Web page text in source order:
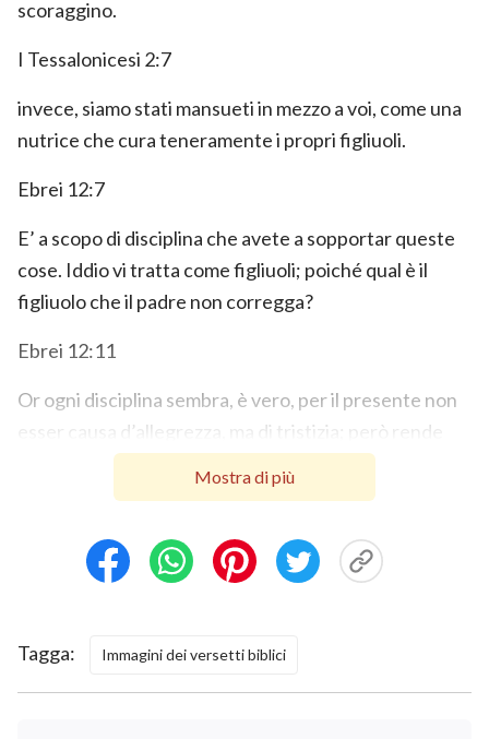
scoraggino.
I Tessalonicesi 2:7
invece, siamo stati mansueti in mezzo a voi, come una
nutrice che cura teneramente i propri figliuoli.
Ebrei 12:7
E’ a scopo di disciplina che avete a sopportar queste
cose. Iddio vi tratta come figliuoli; poiché qual è il
figliuolo che il padre non corregga?
Ebrei 12:11
Or ogni disciplina sembra, è vero, per il presente non
esser causa d’allegrezza, ma di tristizia; però rende
poi un pacifico frutto di giustizia a quelli che sono stati
per essa esercitati.
I Giovanni 3:18
Mostra di più
Tagga: Immagini dei versetti biblici